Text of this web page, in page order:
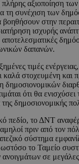
αξιοποίηση
τη συνέχιση των
στην
ισχυρής
δαπανών.
τιμές
καλά στοχευμένη και
δημοσιονομικών
ότι θα ενισχύσει
δημοσιονομικής
πεδίο, το ΔΝΤ
πριν από τον
σύστημα
ωστόσο το Ταμείο
σε μεγάλες